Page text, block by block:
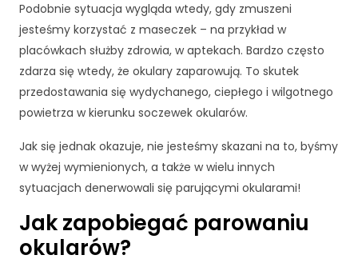
Podobnie sytuacja wygląda wtedy, gdy zmuszeni
jesteśmy korzystać z maseczek – na przykład w
placówkach służby zdrowia, w aptekach. Bardzo często
zdarza się wtedy, że okulary zaparowują. To skutek
przedostawania się wydychanego, ciepłego i wilgotnego
powietrza w kierunku soczewek okularów.
Jak się jednak okazuje, nie jesteśmy skazani na to, byśmy
w wyżej wymienionych, a także w wielu innych
sytuacjach denerwowali się parującymi okularami!
Jak zapobiegać parowaniu
okularów?